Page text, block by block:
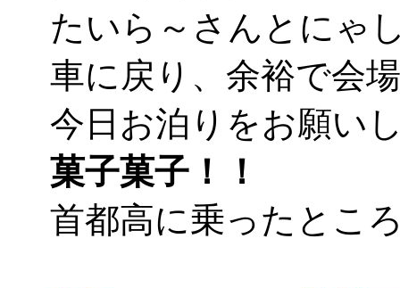
たいら～さんとにゃ
車に戻り、余裕で会
今日お泊りをお願い
菓子菓子！！
首都高に乗ったとこ